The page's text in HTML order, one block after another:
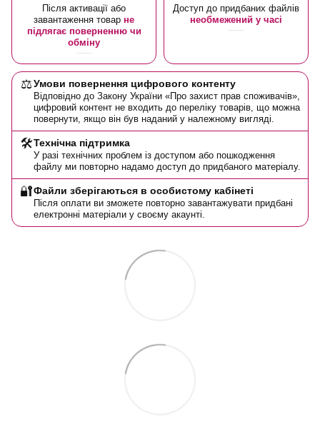
Після активації або
завантаження товар не
підлягає поверненню чи
обміну
Доступ до придбаних файлів
необмежений у часі
⚖️Умови повернення цифрового контенту
Відповідно до Закону України «Про захист прав споживачів»,
цифровий контент не входить до переліку товарів, що можна
повернути, якщо він був наданий у належному вигляді.
🛠️Технічна підтримка
У разі технічних проблем із доступом або пошкодження
файлу ми повторно надамо доступ до придбаного матеріалу.
🔐Файли зберігаються в особистому кабінеті
Після оплати ви зможете повторно завантажувати придбані
електронні матеріали у своєму акаунті.